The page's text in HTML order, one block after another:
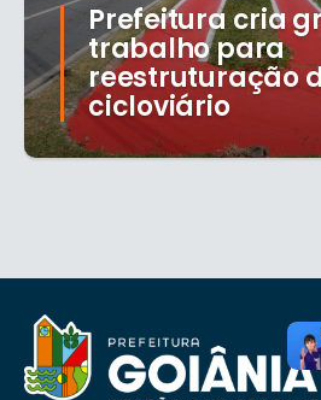
Prefeitura cria
trabalho para
reestruturação
cicloviário